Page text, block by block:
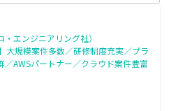
エンジニアリング社）
大規模案件多数／研修制度充実／プラ
AWSパートナー／クラウド案件豊富